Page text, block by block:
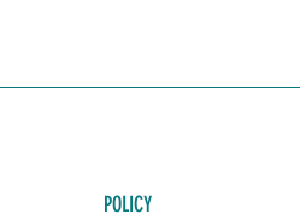
POLICY